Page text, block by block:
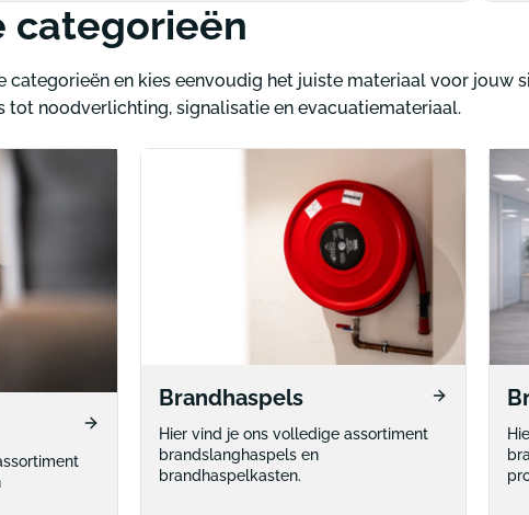
categorieën
categorieën en kies eenvoudig het juiste materiaal voor jouw
tot noodverlichting, signalisatie en evacuatiemateriaal.
Brandhaspels
Hier vind je ons volledige assortiment
brandslanghaspels en
brandhaspelkasten.